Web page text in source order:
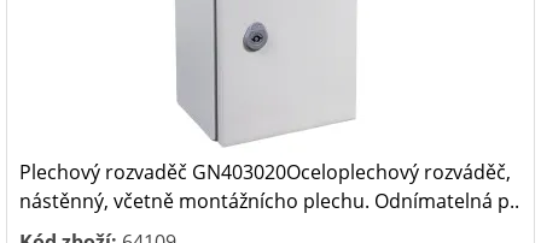
Plechový rozvaděč GN403020Oceloplechový rozváděč,
nástěnný, včetně montážnícho plechu. Odnímatelná p..